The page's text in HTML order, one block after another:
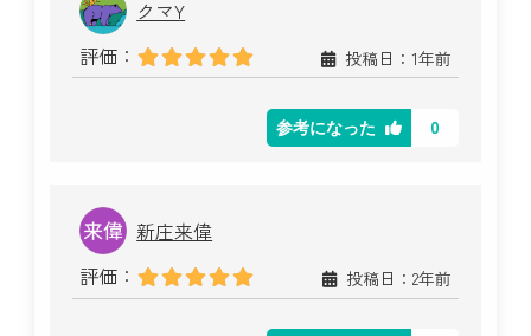
クマY
評価：
投稿日：1年前
参考になった 0
新庄来偉
評価：
投稿日：2年前